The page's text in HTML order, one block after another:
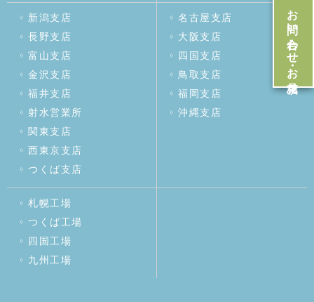
新潟支店
長野支店
富山支店
金沢支店
福井支店
射水営業所
関東支店
西東京支店
つくば支店
名古屋支店
大阪支店
四国支店
鳥取支店
福岡支店
沖縄支店
札幌工場
つくば工場
四国工場
九州工場
お問い合わせ・お見積